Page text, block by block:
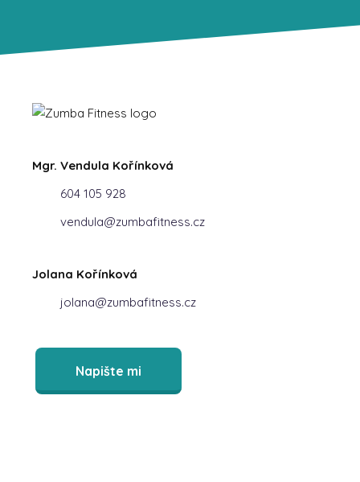
Mgr. Vendula Kořínková
604 105 928
vendula@zumbafitness.cz
Jolana Kořínková
jolana@zumbafitness.cz
Napište mi